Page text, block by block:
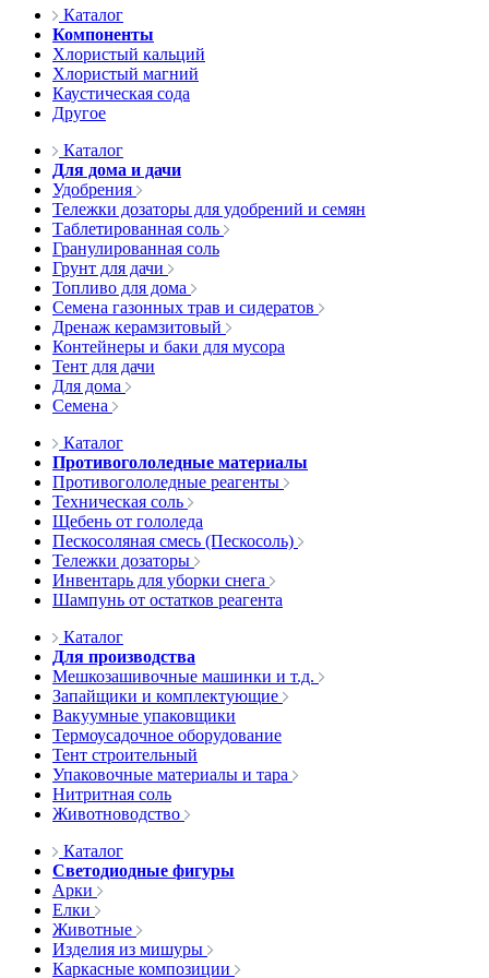
Каталог
Компоненты
Хлористый кальций
Хлористый магний
Каустическая сода
Другое
Каталог
Для дома и дачи
Удобрения
Тележки дозаторы для удобрений и семян
Таблетированная соль
Гранулированная соль
Грунт для дачи
Топливо для дома
Семена газонных трав и сидератов
Дренаж керамзитовый
Контейнеры и баки для мусора
Тент для дачи
Для дома
Семена
Каталог
Противогололедные материалы
Противогололедные реагенты
Техническая соль
Щебень от гололеда
Пескосоляная смесь (Пескосоль)
Тележки дозаторы
Инвентарь для уборки снега
Шампунь от остатков реагента
Каталог
Для производства
Мешкозашивочные машинки и т.д.
Запайщики и комплектующие
Вакуумные упаковщики
Термоусадочное оборудование
Тент строительный
Упаковочные материалы и тара
Нитритная соль
Животноводство
Каталог
Светодиодные фигуры
Арки
Елки
Животные
Изделия из мишуры
Каркасные композиции